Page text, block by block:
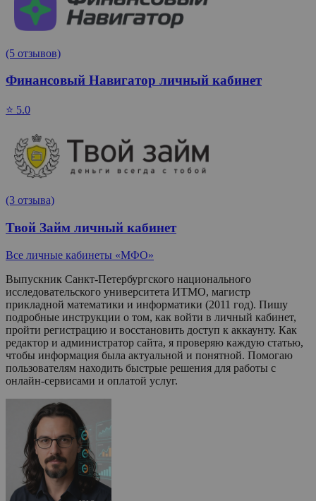
(5 отзывов)
Финансовый Навигатор личный кабинет
⭐ 5.0
(3 отзыва)
Твой Займ личный кабинет
Все личные кабинеты «МФО»
Выпускник Санкт-Петербургского национального
исследовательского университета ИТМО, магистр
прикладной математики и информатики (2011 год). Пишу
подробные инструкции о том, как войти в личный кабинет,
пройти регистрацию и восстановить доступ к аккаунту. Как
редактор и администратор сайта, я проверяю каждую статью,
чтобы информация была актуальной и понятной. Помогаю
пользователям находить быстрые решения для работы с
онлайн-сервисами и оплатой услуг.